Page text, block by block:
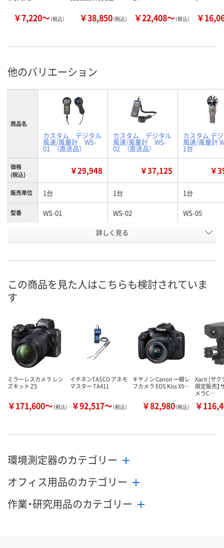
￥7,220～（税込） ￥38,850（税込） ￥22,408～（税込） ￥
他のバリエーション
商品名
カスタム デジタル
風速/風量計 WS-
01 （直送品）
カスタム デジタル
風速/風量計 WS-
02 （直送品）
カスタム デ
風速/風量計
1台
価格
(税込)
￥29,948 ￥37,125 ￥
販売単位 1台 1台 1台
型番 WS-01 WS-02 WS-05
N855818 N854788
カ
詳しく見る
この商品を見た人はこちらも検討されていま
す
ミラーレスカメラ レン
ズキット Z5
￥171,600～（税込）
イチネンTASCO アネモ
マスター TA411
￥92,517～（税込）
キヤノン Canon 一眼レ
フカメラ EOS Kiss X9…
￥82,980（税込）
Xacti [ザク
限定販売】
メラC…
￥
環境測定器のカテゴリー
オフィス用品のカテゴリー
作業・研究用品のカテゴリー